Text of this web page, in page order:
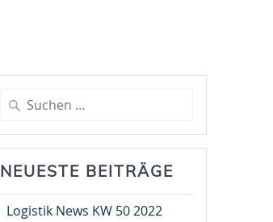
Suche
nach:
NEUESTE BEITRÄGE
Logistik News KW 50 2022